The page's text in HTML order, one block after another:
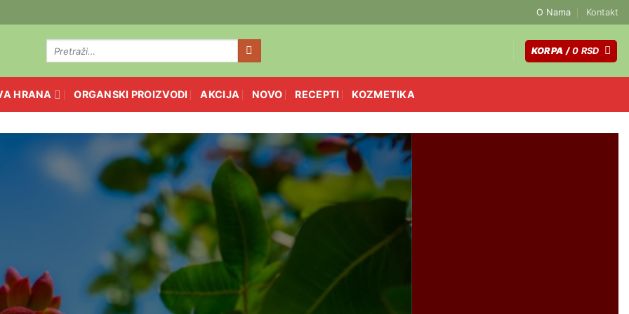
O Nama Kontakt
KORPA / 0 RSD
HRANA ORGANSKI PROIZVODI AKCIJA NOVO RECEPTI KOZMETIKA